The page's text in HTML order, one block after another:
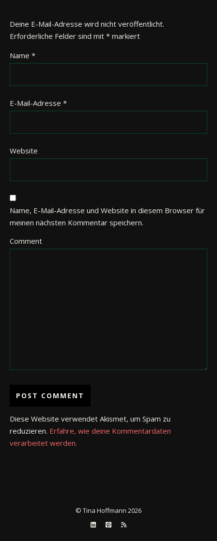
Deine E-Mail-Adresse wird nicht veröffentlicht.
Erforderliche Felder sind mit * markiert
Name *
E-Mail-Adresse *
Website
Name, E-Mail-Adresse und Website in diesem Browser für
meinen nächsten Kommentar speichern.
Comment
Diese Website verwendet Akismet, um Spam zu
reduzieren. Erfahre, wie deine Kommentardaten
verarbeitet werden.
© Tina Hoffmann 2026